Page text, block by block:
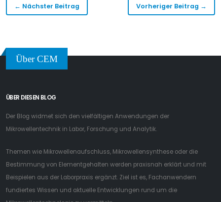
← Nächster Beitrag Vorheriger Beitrag →
Über CEM
ÜBER DIESEN BLOG
Der Blog widmet sich den vielfältigen Anwendungen der
Mikrowellentechnik in Labor, Forschung und Analytik.
Themen wie Mikrowellenaufschluss, Mikrowellensynthese oder die
Bestimmung von Elementgehalten werden praxisnah erklärt und mit
Beispielen aus der Laborpraxis ergänzt. Ziel ist es, Fachanwendern
fundiertes Wissen und aktuelle Entwicklungen rund um die